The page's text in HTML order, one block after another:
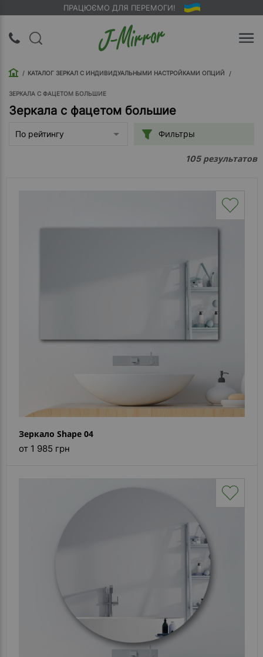
ПРАЦЮЄМО ДЛЯ ПЕРЕМОГИ!
Вход |
О
Доставка
Каталог
зеркал
Шкафчики
Душевые
Зеркала
Reflex
В
наличии
- ответ)
Контакты
КАТАЛОГ ЗЕРКАЛ С ИНДИВИДУАЛЬНЫМИ НАСТРОЙКАМИ ОПЦИЙ
ЗЕРКАЛА С ФАЦЕТОМ БОЛЬШИЕ
Зеркала с фацетом большие
По рейтингу Фильтры
105результатов
Зеркало Shape 04
от 1 985 грн